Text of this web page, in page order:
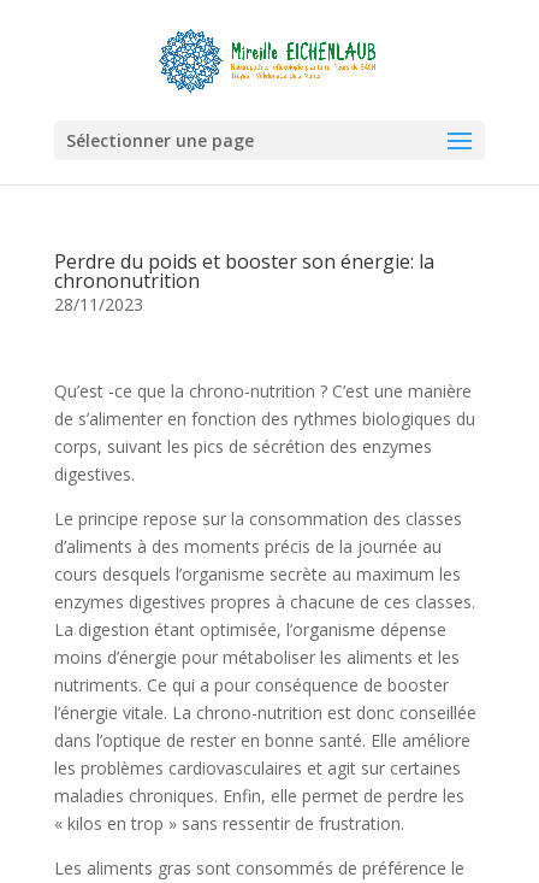
Sélectionner une page
Perdre du poids et booster son énergie: la
chrononutrition
28/11/2023
Qu’est -ce que la chrono-nutrition ? C’est une manière
de s’alimenter en fonction des rythmes biologiques du
corps, suivant les pics de sécrétion des enzymes
digestives.
Le principe repose sur la consommation des classes
d’aliments à des moments précis de la journée au
cours desquels l’organisme secrète au maximum les
enzymes digestives propres à chacune de ces classes.
La digestion étant optimisée, l’organisme dépense
moins d’énergie pour métaboliser les aliments et les
nutriments. Ce qui a pour conséquence de booster
l’énergie vitale. La chrono-nutrition est donc conseillée
dans l’optique de rester en bonne santé. Elle améliore
les problèmes cardiovasculaires et agit sur certaines
maladies chroniques. Enfin, elle permet de perdre les
« kilos en trop » sans ressentir de frustration.
Les aliments gras sont consommés de préférence le